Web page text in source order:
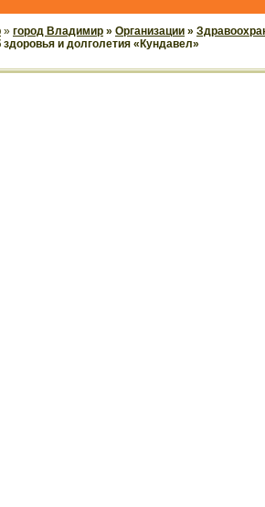
» город Владимир » Организации »
здоровья и долголетия «Кундавел»